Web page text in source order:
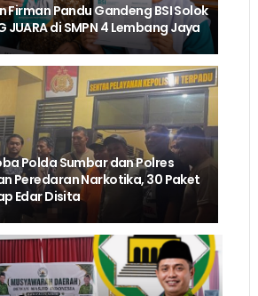
Firman Pandu Gandeng BSI Solok
JUARA di SMPN 4 Lembang Jaya
Polda Sumbar dan Polres
Peredaran Narkotika, 30 Paket
Edar Disita